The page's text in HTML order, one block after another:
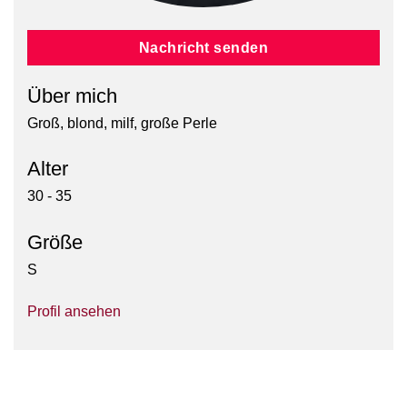
Nachricht senden
Über mich
Groß, blond, milf, große Perle
Alter
30 - 35
Größe
S
Profil ansehen